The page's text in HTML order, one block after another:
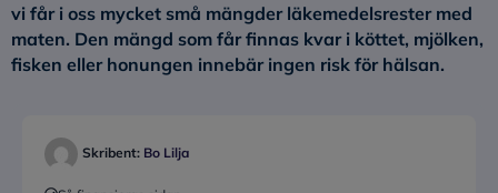
vi får i oss mycket små mängder läkemedelsrester med
maten. Den mängd som får finnas kvar i köttet, mjölken,
fisken eller honungen innebär ingen risk för hälsan.
Skribent: Bo Lilja